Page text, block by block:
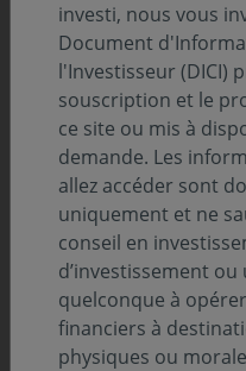
« Favoriser la
fidéliser des
ajoutée, qui
Ludovic Jacquier,
l’ensemble des
investi, nous vous
Document
l'Investisseur (DICI)
souscription et le
ce site ou mis à
demande. Les
allez accéder sont
uniquement et ne
conseil en
d’investissement
quelconque à
financiers à
physiques ou